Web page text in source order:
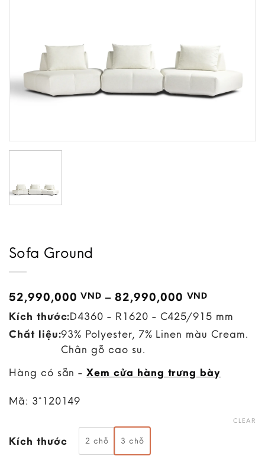
Sofa Ground
52,990,000VND – 82,990,000 VND
through
Kích thước:D4360 - R1620 - C425/915 mm
Chất liệu:93% Polyester, 7% Linen màu Cream.
Chân gỗ cao su.
Hàng có sẵn -Xem cửa hàng trưng bày
Mã: 3*120149
Kích thước 2 chỗ 3 chỗ
CLEAR